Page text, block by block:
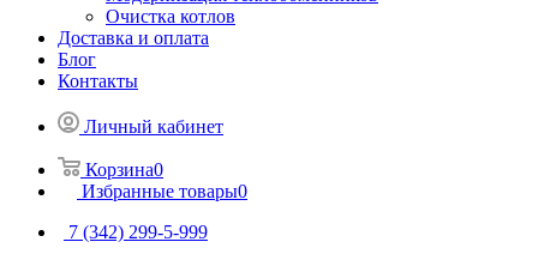
Очистка котлов
Доставка и оплата
Блог
Контакты
Личный кабинет
Корзина0
Избранные товары0
7 (342) 299-5-999